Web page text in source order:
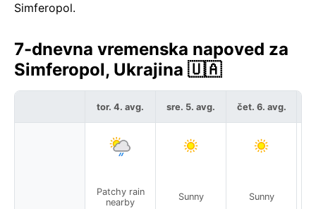
Simferopol.
7-dnevna vremenska napoved za
Simferopol, Ukrajina 🇺🇦
tor. 4. avg.
Patchy rain
nearby
sre. 5. avg.
Sunny
čet. 6. avg.
Sunny